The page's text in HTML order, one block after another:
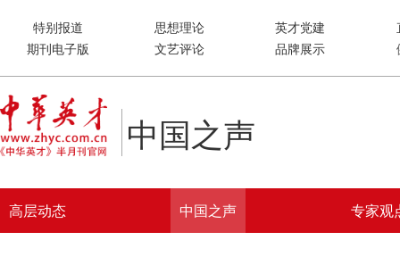
特别报道 思想理论 英才党建
期刊电子版
文艺评论 品牌展示
中国之声
高层动态 中国之声 专家观